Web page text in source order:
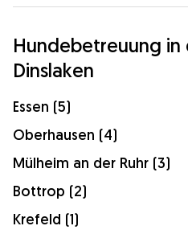
Hundebetreuung in
Dinslaken
Essen (5)
Oberhausen (4)
Mülheim an der Ruhr (3)
Bottrop (2)
Krefeld (1)